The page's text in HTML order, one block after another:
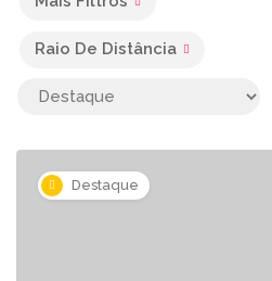
Raio De Distância
Destaque